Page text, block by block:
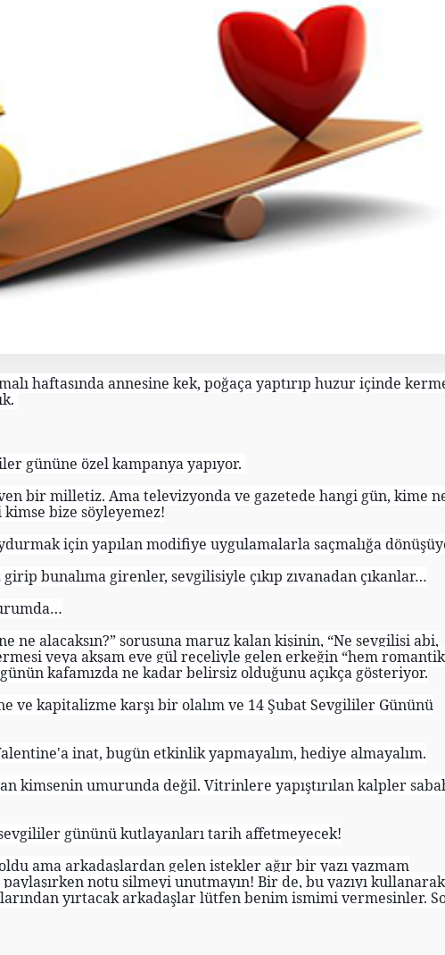
haftasında annesine kek, poğaça yaptırıp huzur içinde
gününe özel kampanya yapıyor.
bir milletiz. Ama televizyonda ve gazetede hangi gün, kime
bize söyleyemez!
için yapılan modifiye uygulamalarla saçmalığa
bunalıma girenler, sevgilisiyle çıkıp zıvanadan çıkanlar…
ne alacaksın?” sorusuna maruz kalan kişinin, “Ne sevgilisi abi,
veya akşam eve gül reçeliyle gelen erkeğin “hem
kafamızda ne kadar belirsiz olduğunu açıkça gösteriyor.
ve kapitalizme karşı bir olalım ve 14 Şubat Sevgililer Gününü
inat, bugün etkinlik yapmayalım, hediye almayalım.
kimsenin umurunda değil. Vitrinlere yapıştırılan kalpler
gününü kutlayanları tarih affetmeyecek!
ama arkadaşlardan gelen istekler ağır bir yazı yazmam
notu silmeyi unutmayın! Bir de, bu yazıyı kullanarak
yırtacak arkadaşlar lütfen benim ismimi vermesinler.